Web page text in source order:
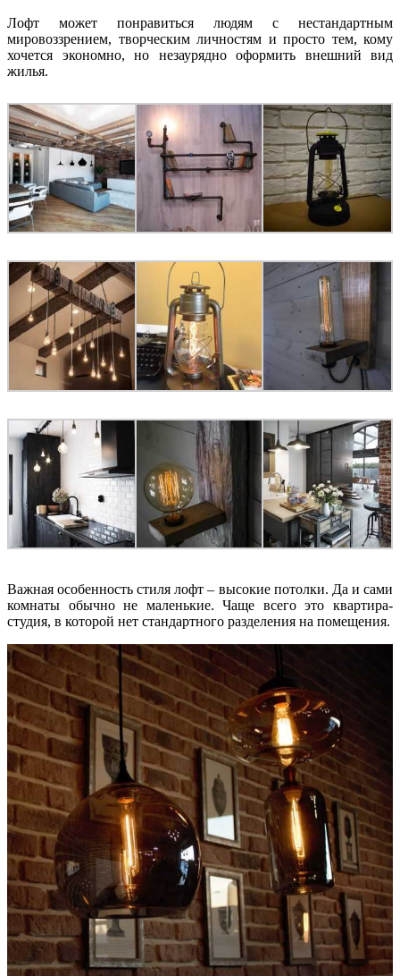
Лофт может понравиться людям с нестандартным
мировоззрением, творческим личностям и просто тем, кому
хочется экономно, но незаурядно оформить внешний вид
жилья.
Важная особенность стиля лофт – высокие потолки. Да и сами
комнаты обычно не маленькие. Чаще всего это квартира-
студия, в которой нет стандартного разделения на помещения.